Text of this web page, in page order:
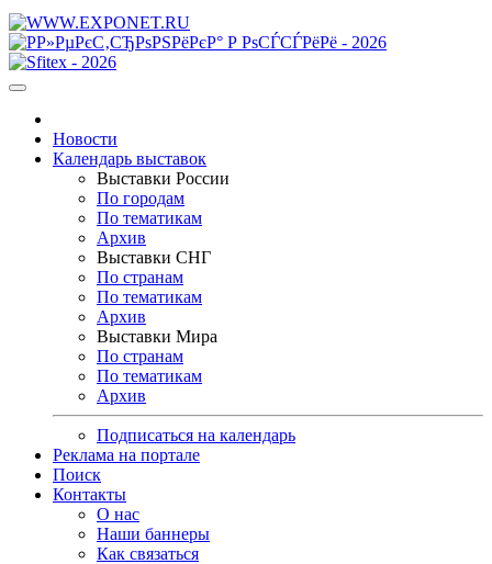
Новости
Календарь выставок
Выставки России
По городам
По тематикам
Архив
Выставки СНГ
По странам
По тематикам
Архив
Выставки Мира
По странам
По тематикам
Архив
Подписаться на календарь
Реклама на портале
Поиск
Контакты
О нас
Наши баннеры
Как связаться